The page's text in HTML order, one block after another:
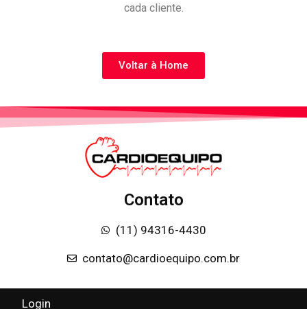
cada cliente.
Voltar à Home
Contato
(11) 94316-4430
contato@cardioequipo.com.br
Login